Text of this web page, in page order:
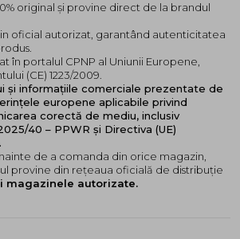
original și provine direct de la brandul
oficial autorizat, garantând autenticitatea
în portalul CPNP al Uniunii Europene,
(CE) 1223/2009.
și informațiile comerciale prezentate de
europene aplicabile privind
corectă de mediu, inclusiv
40 – PPWR și Directiva (UE)
de a comanda din orice magazin,
provine din rețeaua oficială de distribuție
magazinele autorizate.